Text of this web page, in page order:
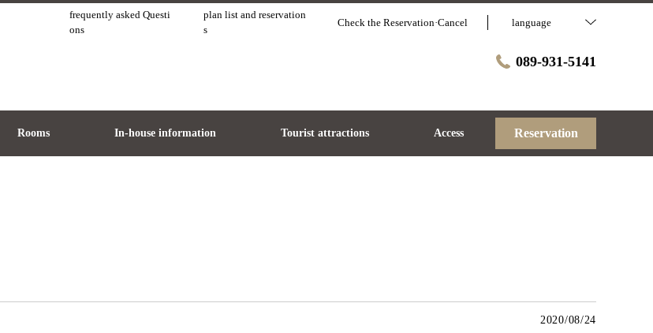
frequently asked Questi
ons
plan list and reservation
s
Check the Reservation·Cancel language
089-931-5141
Rooms In-house information Tourist attractions Access Reservation
2020/08/24